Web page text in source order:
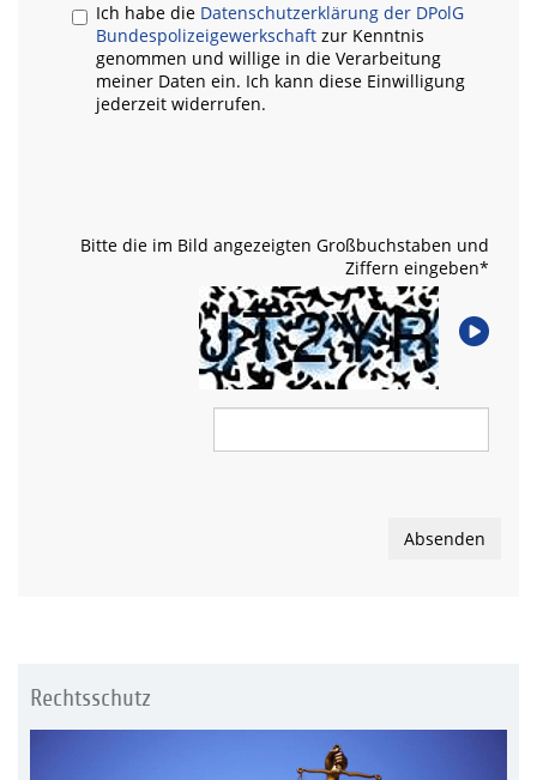
Ich habe die Datenschutzerklärung der DPolG
Bundespolizeigewerkschaft zur Kenntnis
genommen und willige in die Verarbeitung
meiner Daten ein. Ich kann diese Einwilligung
jederzeit widerrufen.
Bitte die im Bild angezeigten Großbuchstaben und
Ziffern eingeben*
Absenden
Rechtsschutz